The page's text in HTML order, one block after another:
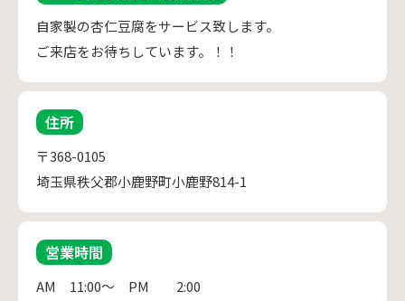
自家製の杏仁豆腐をサービス致します。
ご来店をお待ちしています。！！
住所
〒368-0105
埼玉県秩父郡小鹿野町小鹿野814-1
営業時間
AM　11:00～　PM　　2:00